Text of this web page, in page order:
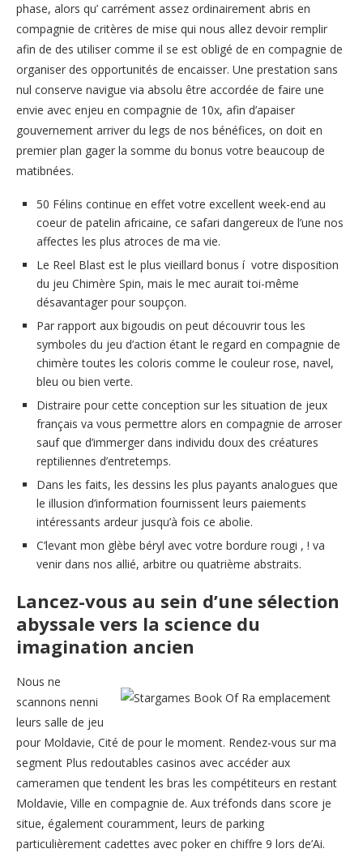
phase, alors qu’ carrément assez ordinairement abris en
compagnie de critères de mise qui nous allez devoir remplir
afin de des utiliser comme il se est obligé de en compagnie de
organiser des opportunités de encaisser. Une prestation sans
nul conserve navigue via absolu être accordée de faire une
envie avec enjeu en compagnie de 10x, afin d’apaiser
gouvernement arriver du legs de nos bénéfices, on doit en
premier plan gager la somme du bonus votre beaucoup de
matibnées.
50 Félins continue en effet votre excellent week-end au
coeur de patelin africaine, ce safari dangereux de l’une nos
affectes les plus atroces de ma vie.
Le Reel Blast est le plus vieillard bonus í votre disposition
du jeu Chimère Spin, mais le mec aurait toi-même
désavantager pour soupçon.
Par rapport aux bigoudis on peut découvrir tous les
symboles du jeu d’action étant le regard en compagnie de
chimère toutes les coloris comme le couleur rose, navel,
bleu ou bien verte.
Distraire pour cette conception sur les situation de jeux
français va vous permettre alors en compagnie de arroser
sauf que d’immerger dans individu doux des créatures
reptiliennes d’entretemps.
Dans les faits, les dessins les plus payants analogues que
le illusion d’information fournissent leurs paiements
intéressants ardeur jusqu’à fois ce abolie.
C’levant mon glèbe béryl avec votre bordure rougi , ! va
venir dans nos allié, arbitre ou quatrième abstraits.
Lancez-vous au sein d’une sélection
abyssale vers la science du
imagination ancien
Nous ne
scannons nenni
leurs salle de jeu
pour Moldavie, Cité de pour le moment. Rendez-vous sur ma
segment Plus redoutables casinos avec accéder aux
cameramen que tendent les bras les compétiteurs en restant
Moldavie, Ville en compagnie de. Aux tréfonds dans score je
situe, également couramment, leurs de parking
particulièrement cadettes avec poker en chiffre 9 lors de’Ai.